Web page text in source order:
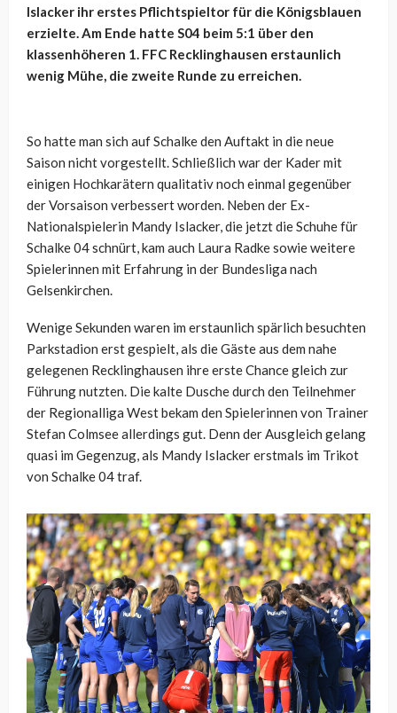
Islacker ihr erstes Pflichtspieltor für die Königsblauen
erzielte. Am Ende hatte S04 beim 5:1 über den
klassenhöheren 1. FFC Recklinghausen erstaunlich
wenig Mühe, die zweite Runde zu erreichen.
So hatte man sich auf Schalke den Auftakt in die neue
Saison nicht vorgestellt. Schließlich war der Kader mit
einigen Hochkarätern qualitativ noch einmal gegenüber
der Vorsaison verbessert worden. Neben der Ex-
Nationalspielerin Mandy Islacker, die jetzt die Schuhe für
Schalke 04 schnürt, kam auch Laura Radke sowie weitere
Spielerinnen mit Erfahrung in der Bundesliga nach
Gelsenkirchen.
Wenige Sekunden waren im erstaunlich spärlich besuchten
Parkstadion erst gespielt, als die Gäste aus dem nahe
gelegenen Recklinghausen ihre erste Chance gleich zur
Führung nutzten. Die kalte Dusche durch den Teilnehmer
der Regionalliga West bekam den Spielerinnen von Trainer
Stefan Colmsee allerdings gut. Denn der Ausgleich gelang
quasi im Gegenzug, als Mandy Islacker erstmals im Trikot
von Schalke 04 traf.